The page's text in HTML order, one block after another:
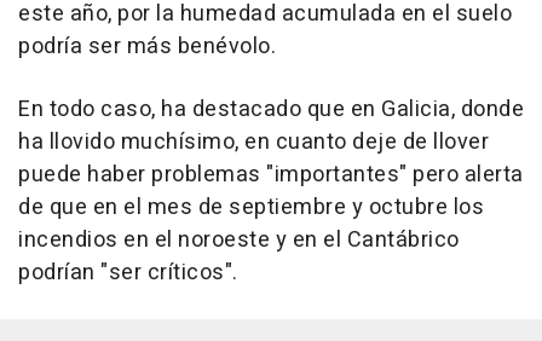
este año, por la humedad acumulada en el suelo
podría ser más benévolo.
En todo caso, ha destacado que en Galicia, donde
ha llovido muchísimo, en cuanto deje de llover
puede haber problemas "importantes" pero alerta
de que en el mes de septiembre y octubre los
incendios en el noroeste y en el Cantábrico
podrían "ser críticos".